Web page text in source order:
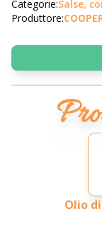
Categorie:Salse,
Produttore:
Olio